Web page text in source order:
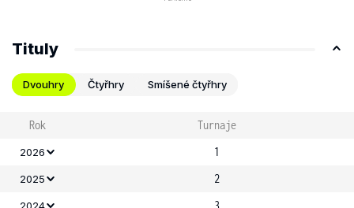
Tituly
Dvouhry Čtyřhry Smíšené čtyřhry
Rok Turnaje
2026 1
2025 2
2024 3